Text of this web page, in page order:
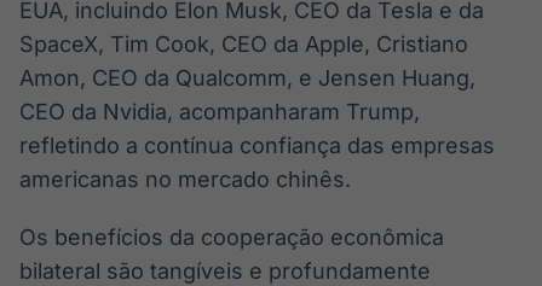
EUA, incluindo Elon Musk, CEO da Tesla e da
SpaceX, Tim Cook, CEO da Apple, Cristiano
Amon, CEO da Qualcomm, e Jensen Huang,
CEO da Nvidia, acompanharam Trump,
refletindo a contínua confiança das empresas
americanas no mercado chinês.
Os benefícios da cooperação econômica
bilateral são tangíveis e profundamente